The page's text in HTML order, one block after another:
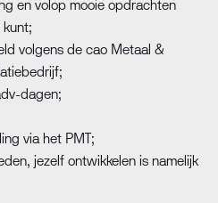
en volop mooie opdrachten
volgens de cao Metaal &
dagen;
via het PMT;
jezelf ontwikkelen is namelijk